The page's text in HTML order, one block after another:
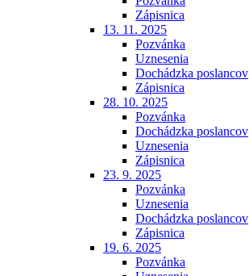
Zápisnica
13. 11. 2025
Pozvánka
Uznesenia
Dochádzka poslancov
Zápisnica
28. 10. 2025
Pozvánka
Dochádzka poslancov
Uznesenia
Zápisnica
23. 9. 2025
Pozvánka
Uznesenia
Dochádzka poslancov
Zápisnica
19. 6. 2025
Pozvánka